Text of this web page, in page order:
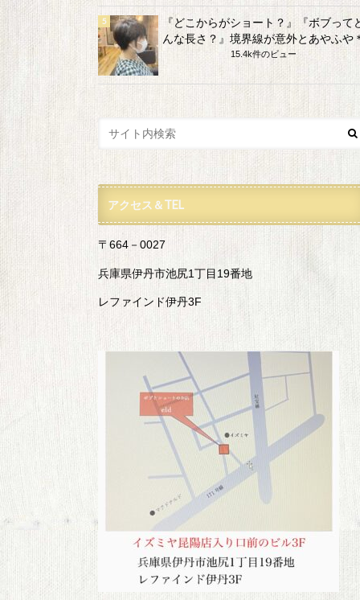
『どこからがショート？』『ボブって
んな長さ？』境界線が意外とあやふや
15.4k件のビュー
アクセス＆TEL
〒664－0027
兵庫県伊丹市池尻1丁目19番地
レファインド伊丹3F